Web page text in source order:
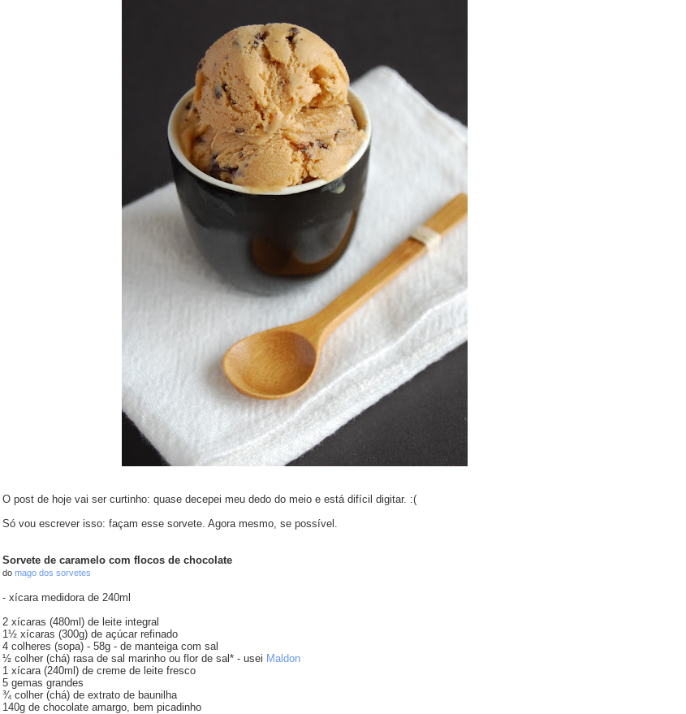
O post de hoje vai ser curtinho: quase decepei meu dedo do meio e está difícil digitar. :(
Só vou escrever isso: façam esse sorvete. Agora mesmo, se possível.
Sorvete de caramelo com flocos de chocolate
do mago dos sorvetes
- xícara medidora de 240ml
2 xícaras (480ml) de leite integral
1½ xícaras (300g) de açúcar refinado
4 colheres (sopa) - 58g - de manteiga com sal
½ colher (chá) rasa de sal marinho ou flor de sal* - usei Maldon
1 xícara (240ml) de creme de leite fresco
5 gemas grandes
¾ colher (chá) de extrato de baunilha
140g de chocolate amargo, bem picadinho